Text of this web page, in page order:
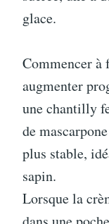
glace.
Commencer à
augmenter
une chantilly
de
plus stable,
sapin.
Lorsque la